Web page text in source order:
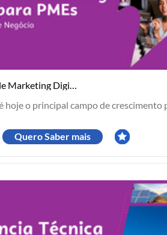
E-book - Agência de Marketing Digital para PMEs
hoje o principal campo de crescimento
Quero Saber mais